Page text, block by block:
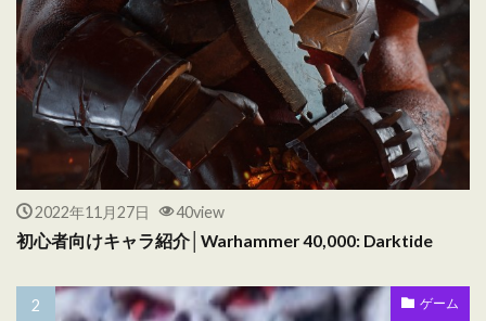
2022年11月27日 40view
初心者向けキャラ紹介│Warhammer 40,000: Darktide
ゲーム